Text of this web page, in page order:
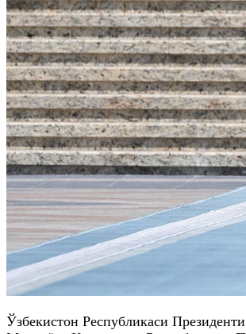
Ўзбекистон Республикаси